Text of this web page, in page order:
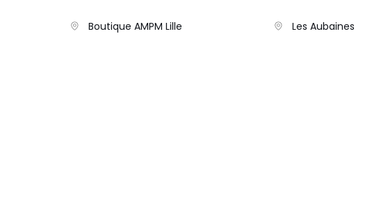
Boutique AMPM Lille Les Aubaines